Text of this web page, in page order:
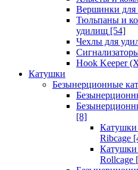
Вершинки для
Тюльпаны и
удилищ [54]
Чехлы для
Hook Keeper
Катушки
Безынерционные
[8]
Катушки
Ribcage
Катушки
Rollcage